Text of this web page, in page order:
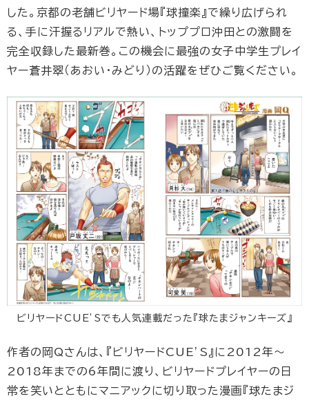
した。京都の老舗ビリヤード場『球撞楽』で繰り広げられ
る、手に汗握るリアルで熱い、トッププロ沖田との激闘を
完全収録した最新巻。この機会に最強の女子中学生プレイ
ヤー蒼井翠（あおい・みどり）の活躍をぜひご覧ください。
ビリヤードCUE’Sでも人気連載だった『球たまジャンキーズ』
作者の岡Qさんは、『ビリヤードCUE’S』に2012年～
2018年までの6年間に渡り、ビリヤードプレイヤーの日
常を笑いとともにマニアックに切り取った漫画『球たまジ